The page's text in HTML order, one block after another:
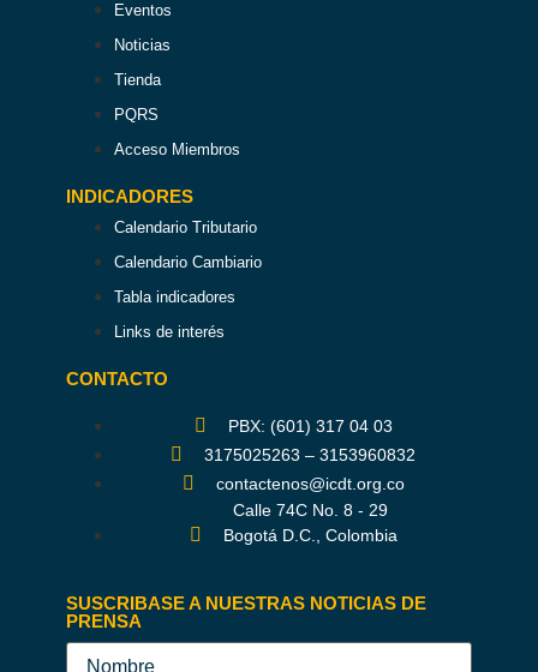
Eventos
Noticias
Tienda
PQRS
Acceso Miembros
INDICADORES
Calendario Tributario
Calendario Cambiario
Tabla indicadores
Links de interés
CONTACTO
PBX: (601) 317 04 03
3175025263 – 3153960832
contactenos@icdt.org.co
Calle 74C No. 8 - 29
Bogotá D.C., Colombia
SUSCRIBASE A NUESTRAS NOTICIAS DE
PRENSA